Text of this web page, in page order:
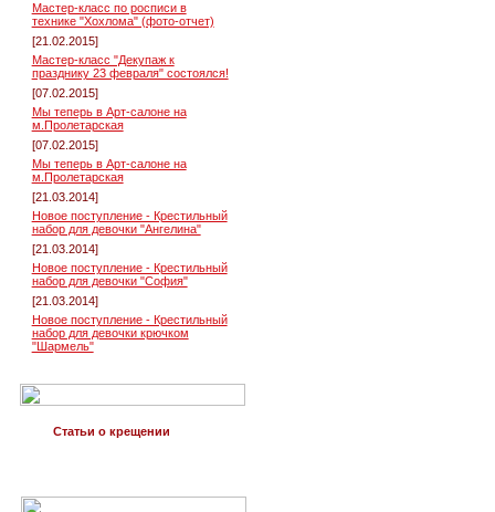
Мастер-класс по росписи в
технике "Хохлома" (фото-отчет)
[21.02.2015]
Мастер-класс "Декупаж к
празднику 23 февраля" состоялся!
[07.02.2015]
Мы теперь в Арт-салоне на
м.Пролетарская
[07.02.2015]
Мы теперь в Арт-салоне на
м.Пролетарская
[21.03.2014]
Новое поступление - Крестильный
набор для девочки "Ангелина"
[21.03.2014]
Новое поступление - Крестильный
набор для девочки "София"
[21.03.2014]
Новое поступление - Крестильный
набор для девочки крючком
"Шармель"
Статьи о крещении